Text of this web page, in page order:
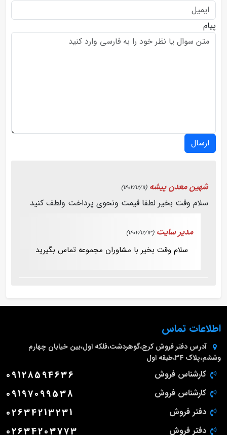
پیام
ارسال
شهین معدن پیشه (1402/12/11)
سلام وقت بخیر لطفا قیمت ونحوی پرداخت ولطف کنید
مدیر سایت (1402/12/13)
سلام وقت بخیر با مشاوران مجموعه تماس بگیرید
اطلاعات تماس
آدرس دفتر فروش کرج،گوهردشت،فلکه اول،بین خیابان چهارم
وششم،پلاک 34،طبقه اول
کارشناس فروش 09128594636
کارشناس فروش 09197099538
دفتر فروش 02634213231
دفتر فروش 02634203773